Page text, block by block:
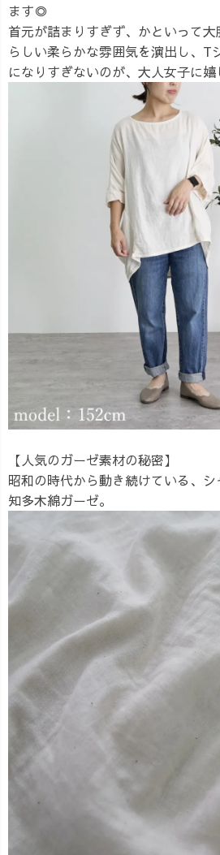
ます◎
首元が詰まりすぎず、かといって
らしい柔らかな雰囲気を演出し、T
になりすぎないのが、大人女子に
【人気のガーゼ素材の秘密】
昭和の時代から動き続けている、
知多木綿ガーゼ。